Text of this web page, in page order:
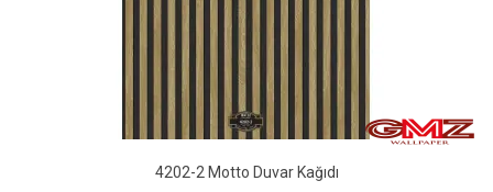
4202-2 Motto Duvar Kağıdı